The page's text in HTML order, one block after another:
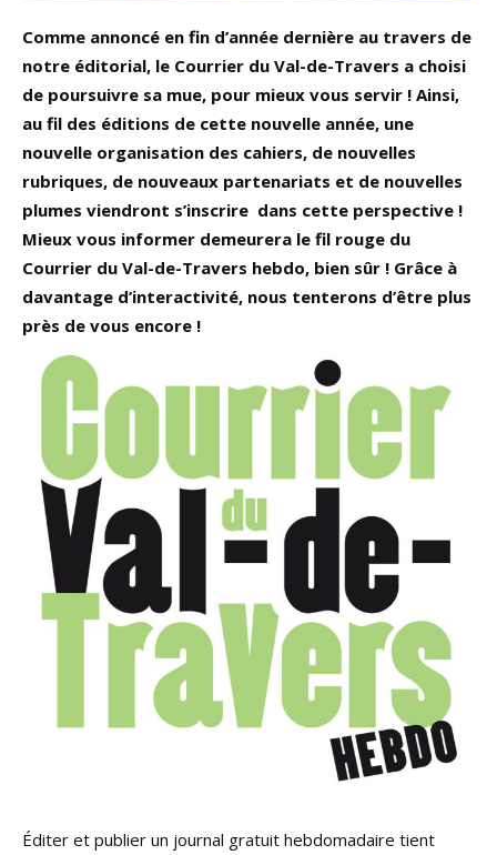
Comme annoncé en fin d’année dernière au travers de
notre éditorial, le Courrier du Val-de-Travers a choisi
de poursuivre sa mue, pour mieux vous servir ! Ainsi,
au fil des éditions de cette nouvelle année, une
nouvelle organisation des cahiers, de nouvelles
rubriques, de nouveaux partenariats et de nouvelles
plumes viendront s’inscrire dans cette perspective !
Mieux vous informer demeurera le fil rouge du
Courrier du Val-de-Travers hebdo, bien sûr ! Grâce à
davantage d’interactivité, nous tenterons d’être plus
près de vous encore !
Éditer et publier un journal gratuit hebdomadaire tient